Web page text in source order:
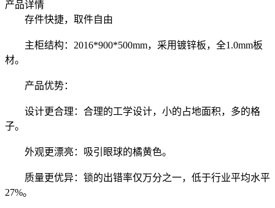
产品详情
存件快捷，取件自由
主柜结构：2016*900*500mm，采用镀锌板，全1.0mm板
材。
产品优势：
设计更合理：合理的工学设计，小的占地面积，多的格
子。
外观更漂亮：吸引眼球的橘黄色。
质量更优异：锁的出错率仅万分之一，低于行业平均水平
27%。